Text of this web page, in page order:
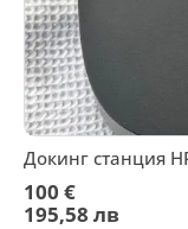
Докинг станция
100 €
195,58 лв